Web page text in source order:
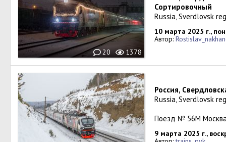
20 1378
Сортировочный
Russia, Sverdlovsk
10 марта 2025 г.,
Автор:
Россия,
Russia, Sverdlovsk
Поезд № 56М
9 марта 2025 г.,